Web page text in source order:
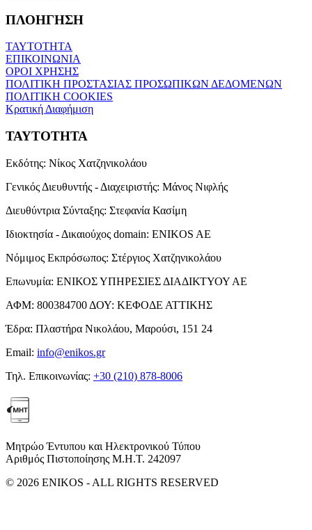
ΠΛΟΗΓΗΣΗ
ΤΑΥΤΟΤΗΤΑ
ΕΠΙΚΟΙΝΩΝΙΑ
ΟΡΟΙ ΧΡΗΣΗΣ
ΠΟΛΙΤΙΚΗ ΠΡΟΣΤΑΣΙΑΣ ΠΡΟΣΩΠΙΚΩΝ ΔΕΔΟΜΕΝΩΝ
ΠΟΛΙΤΙΚΗ COOKIES
Κρατική Διαφήμιση
ΤΑΥΤΟΤΗΤΑ
Εκδότης: Νίκος Χατζηνικολάου
Γενικός Διευθυντής - Διαχειριστής: Μάνος Νιφλής
Διευθύντρια Σύνταξης: Στεφανία Κασίμη
Ιδιοκτησία - Δικαιούχος domain: ENIKOS AE
Νόμιμος Εκπρόσωπος: Στέργιος Χατζηνικολάου
Επωνυμία: ΕΝΙΚΟΣ ΥΠΗΡΕΣΙΕΣ ΔΙΑΔΙΚΤΥΟΥ ΑΕ
ΑΦΜ: 800384700 ΔΟΥ: ΚΕΦΟΔΕ ΑΤΤΙΚΗΣ
Έδρα: Πλαστήρα Νικολάου, Μαρούσι, 151 24
Email: info@enikos.gr
Τηλ. Επικοινωνίας: +30 (210) 878-8006
Μητρώο Έντυπου και Ηλεκτρονικού Τύπου
Αριθμός Πιστοποίησης Μ.Η.Τ. 242097
© 2026 ENIKOS - ALL RIGHTS RESERVED